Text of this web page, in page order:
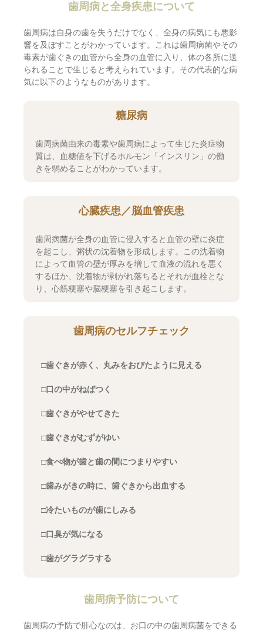
歯周病と全身疾患について
歯周病は自身の歯を失うだけでなく、全身の病気にも悪影
響を及ぼすことがわかっています。これは歯周病菌やその
毒素が歯ぐきの血管から全身の血管に入り、体の各所に送
られることで生じると考えられています。その代表的な病
気に以下のようなものがあります。
糖尿病
歯周病菌由来の毒素や歯周病によって生じた炎症物
質は、血糖値を下げるホルモン「インスリン」の働
きを弱めることがわかっています。
心臓疾患／脳血管疾患
歯周病菌が全身の血管に侵入すると血管の壁に炎症
を起こし、粥状の沈着物を形成します。この沈着物
によって血管の壁が厚みを増して血液の流れを悪く
するほか、沈着物が剥がれ落ちるとそれが血栓とな
り、心筋梗塞や脳梗塞を引き起こします。
歯周病のセルフチェック
□歯ぐきが赤く、丸みをおびたように見える
□口の中がねばつく
□歯ぐきがやせてきた
□歯ぐきがむずがゆい
□食べ物が歯と歯の間につまりやすい
□歯みがきの時に、歯ぐきから出血する
□冷たいものが歯にしみる
□口臭が気になる
□歯がグラグラする
歯周病予防について
歯周病の予防で肝心なのは、お口の中の歯周病菌をできる